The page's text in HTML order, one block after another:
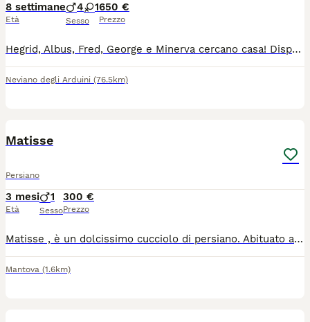
8 settimane
Età
4 1
Sesso
650 €
Prezzo
Hegrid, Albus, Fred, George e Minerva cercano casa! Disponibile cucciolata di cinque gattini persiani nati il 11/06. Quattro maschietti ed una femminuccia, verranno ceduti a compimento dell'età adeguata con doppia vaccinazione, sverminazione e libretto sanitario in regola. Genitori visibili e testati FIV/FELV negativi. Crescono liberi in ambiente familiare, ben socializzati e a contatto con altri animali. Per venirli a conoscere, per informazioni o altre foto e/o video non esitate a contattarmi al 3519782275 tramite WHATSAPP.
Neviano degli Arduini (76.5km)
Matisse
Persiano
3 mesi
Età
1
Sesso
300 €
Prezzo
Matisse , è un dolcissimo cucciolo di persiano. Abituato alla lettiera e al tiragraffi. Cresciuto in ambiente domestico con la mamma e i fratellini. Si cede sverminato,vaccinato e svezzato
Mantova (1.6km)